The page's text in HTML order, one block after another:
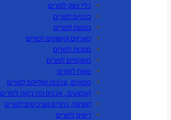
כליי נשק לפורים
כנפיים לפורים
כפפות לפורים
מארזים וקישוטים לפורים
מסכות לפורים
משקפיים לפורים
פאות לפורים
פפיונים, עניבות ושלייקס לפורים
קעקועים , אבנים ומדבקות לפורים
קשתות, כתרים ושרביטים לפורים
ריסים לפורים